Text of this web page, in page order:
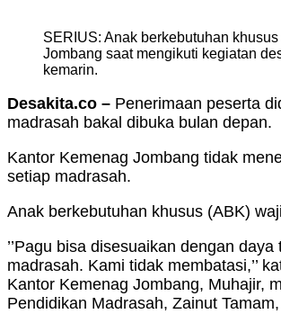
SERIUS: Anak berkebutuhan
Jombang saat mengikuti kegiatan
kemarin.
Desakita.co – Penerimaan peserta
madrasah bakal dibuka bulan depan.
Kantor Kemenag Jombang tidak
setiap madrasah.
Anak berkebutuhan khusus (ABK)
’’Pagu bisa disesuaikan dengan
madrasah. Kami tidak membatasi,’’
Kantor Kemenag Jombang, Muhajir,
Pendidikan Madrasah, Zainut